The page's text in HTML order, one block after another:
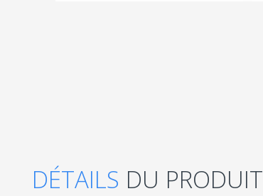
DÉTAILS DU PRODUIT